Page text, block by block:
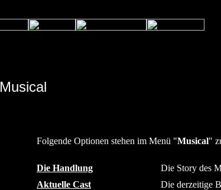
Musical
Folgende Optionen stehen im Menü "Musical"
Die Handlung
Die Story des
Aktuelle Cast
Die derzeitige